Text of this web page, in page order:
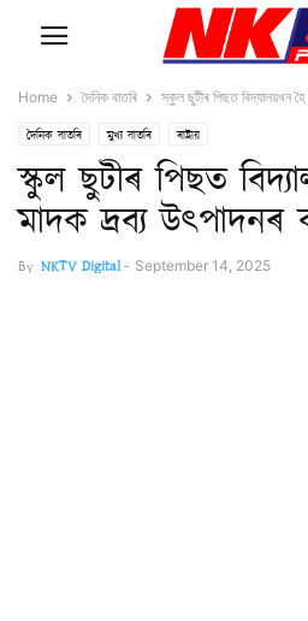
Home দৈনিক বাতৰি স্কুল ছুটীৰ পিছত বিদ্যালয়খন
দৈনিক বাতৰি মুখ্য বাতৰি ৰাষ্ট্ৰীয়
স্কুল ছুটীৰ পিছত
মাদক দ্ৰব্য উৎপাদনৰ
By NKTV Digital- September 14, 2025